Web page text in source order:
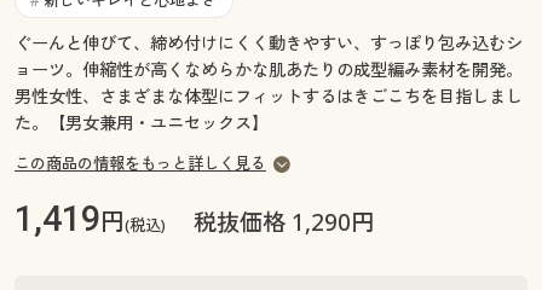
よくある質問とお問い合わせ
ぐーんと伸びて、締め付けにくく動きやすい、すっぽり包み込むシ
ョーツ。伸縮性が高くなめらかな肌あたりの成型編み素材を開発。
男性女性、さまざまな体型にフィットするはきごこちを目指しまし
た。【男女兼用・ユニセックス】
この商品の情報をもっと詳しく見る
1,419円(税込) 税抜価格 1,290円